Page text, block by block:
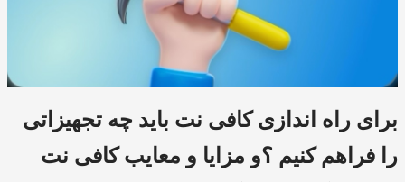
برای راه اندازی کافی نت باید چه تجهیزاتی
را فراهم کنیم ؟و مزایا و معایب کافی نت